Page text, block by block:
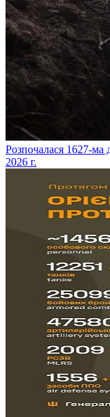
​Розпочалася 1627-ма
2026 г.